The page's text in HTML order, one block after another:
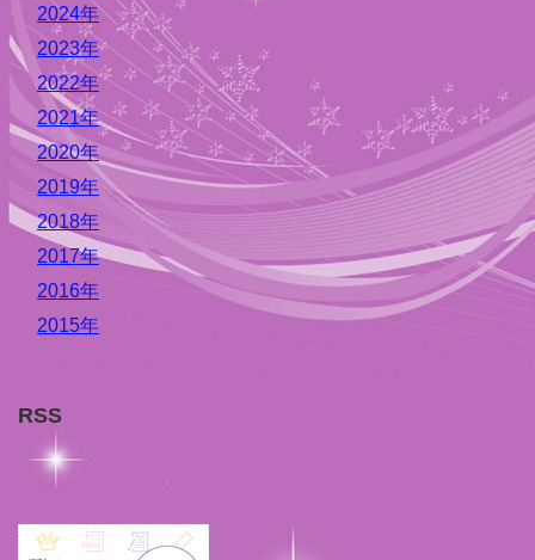
2024年
2023年
2022年
2021年
2020年
2019年
2018年
2017年
2016年
2015年
RSS